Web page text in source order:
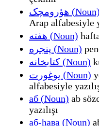
هؤرومچک (Noun)
Arap alfabesiyle
هفته (Noun)
پنجره (Noun)
کتابخانه (Noun)
یوغورت (Noun)
alfabesiyle
аб (Noun) ab
yazılışı
аб-һава (Noun)